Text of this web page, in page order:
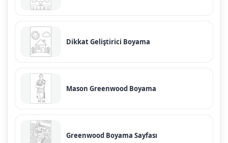
Dikkat Geliştirici Boyama
Mason Greenwood Boyama
Greenwood Boyama Sayfası